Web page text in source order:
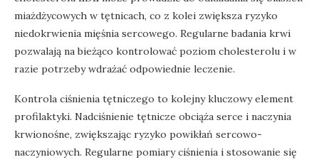
miażdżycowych w tętnicach, co z kolei zwiększa ryzyko
niedokrwienia mięśnia sercowego. Regularne badania krwi
pozwalają na bieżąco kontrolować poziom cholesterolu i w
razie potrzeby wdrażać odpowiednie leczenie.
Kontrola ciśnienia tętniczego to kolejny kluczowy element
profilaktyki. Nadciśnienie tętnicze obciąża serce i naczynia
krwionośne, zwiększając ryzyko powikłań sercowo-
naczyniowych. Regularne pomiary ciśnienia i stosowanie się